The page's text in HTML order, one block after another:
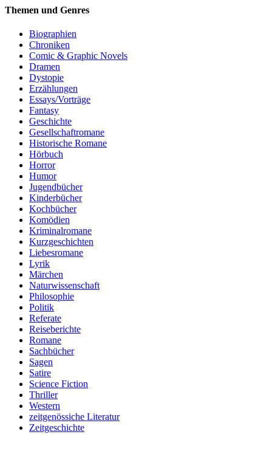
Themen und Genres
Biographien
Chroniken
Comic & Graphic Novels
Dramen
Dystopie
Erzählungen
Essays/Vorträge
Fantasy
Geschichte
Gesellschaftromane
Historische Romane
Hörbuch
Horror
Humor
Jugendbücher
Kinderbücher
Kochbücher
Komödien
Kriminalromane
Kurzgeschichten
Liebesromane
Lyrik
Märchen
Naturwissenschaft
Philosophie
Politik
Referate
Reiseberichte
Romane
Sachbücher
Sagen
Satire
Science Fiction
Thriller
Western
zeitgenössiche Literatur
Zeitgeschichte